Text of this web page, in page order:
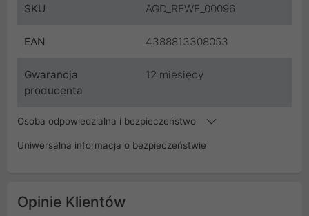
SKU AGD_REWE_00096
EAN 4388813308053
Gwarancja
producenta
12 miesięcy
Osoba odpowiedzialna i bezpieczeństwo
Uniwersalna informacja o bezpieczeństwie
Opinie Klientów